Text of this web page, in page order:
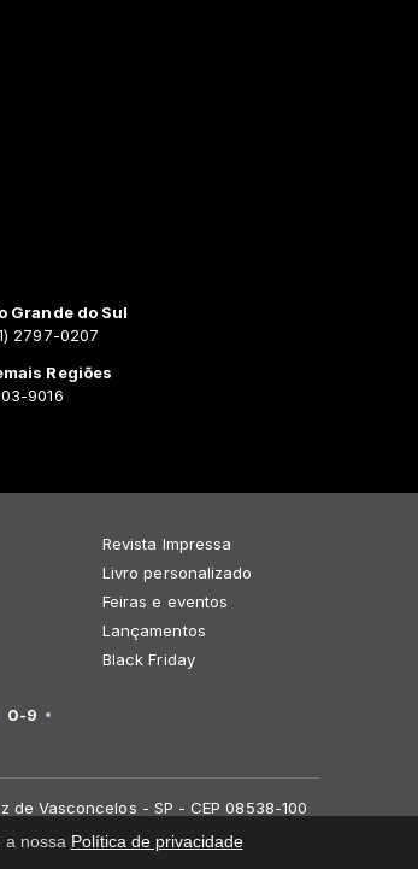
Grande do Sul
2797-0207
Regiões
9016
Revista Impressa
Livro personalizado
Feiras e eventos
Lançamentos
Black Friday
0-9
de Vasconcelos - SP - CEP 08538-100
a nossa Política de privacidade